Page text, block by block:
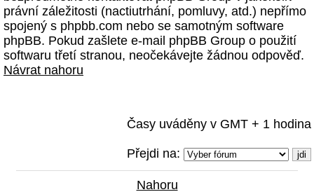
právní záležitosti (nactiutrhání, pomluvy, atd.) nepřímo
spojený s phpbb.com nebo se samotným software
phpBB. Pokud zašlete e-mail phpBB Group o použití
softwaru třetí stranou, neočekávejte žádnou odpověď.
Návrat nahoru
Časy uváděny v GMT + 1 hodina
Přejdi na:
Nahoru